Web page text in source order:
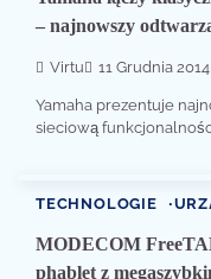
– najnowszy
Virtu 11 Grudnia 2014
Yamaha prezentuje
sieciową
TECHNOLOGIE
MODECOM
phablet z